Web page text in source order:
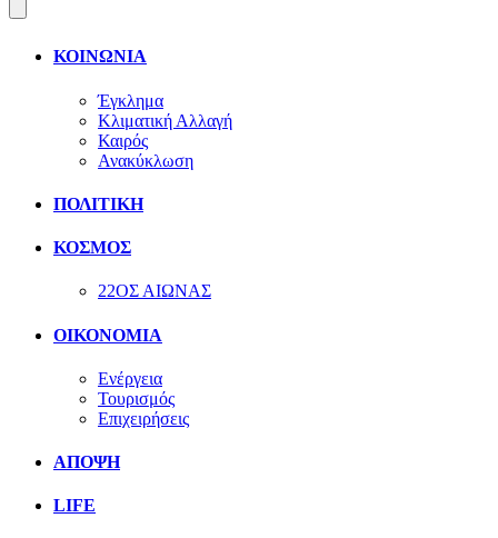
ΚΟΙΝΩΝΙΑ
Έγκλημα
Κλιματική Αλλαγή
Καιρός
Ανακύκλωση
ΠΟΛΙΤΙΚΗ
ΚΟΣΜΟΣ
22ΟΣ ΑΙΩΝΑΣ
ΟΙΚΟΝΟΜΙΑ
Ενέργεια
Τουρισμός
Επιχειρήσεις
ΑΠΟΨΗ
LIFE